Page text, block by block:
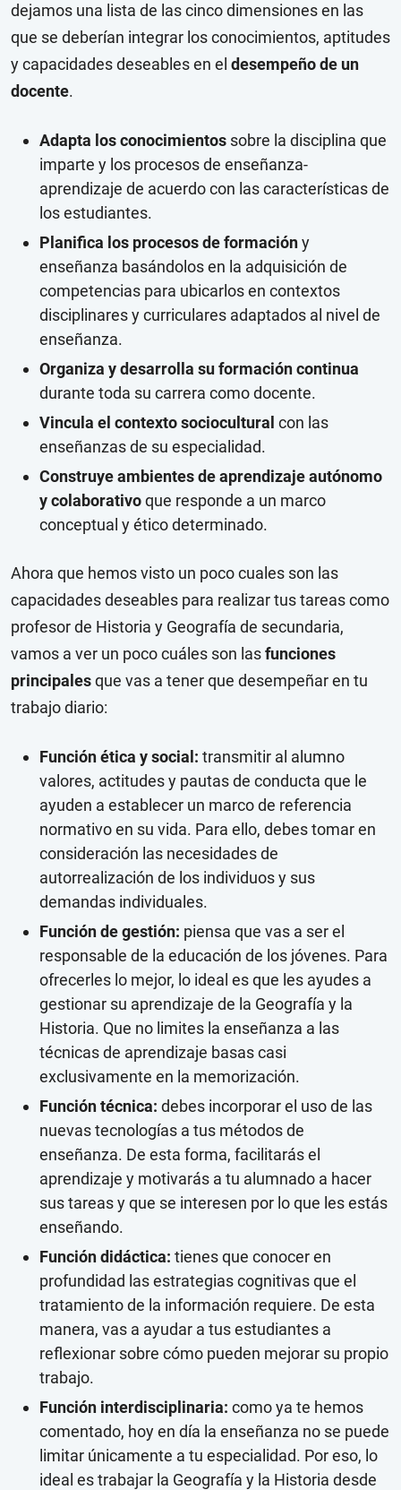
dejamos una lista de las cinco dimensiones en las
que se deberían integrar los conocimientos, aptitudes
y capacidades deseables en el desempeño de un
docente.
Adapta los conocimientos sobre la disciplina que
imparte y los procesos de enseñanza-
aprendizaje de acuerdo con las características de
los estudiantes.
Planifica los procesos de formacióny
enseñanza basándolos en la adquisición de
competencias para ubicarlos en contextos
disciplinares y curriculares adaptados al nivel de
enseñanza.
Organiza y desarrolla su formación continua
durante toda su carrera como docente.
Vincula el contexto sociocultural con las
enseñanzas de su especialidad.
Construye ambientes de aprendizaje autónomo
y colaborativoque responde a un marco
conceptual y ético determinado.
Ahora que hemos visto un poco cuales son las
capacidades deseables para realizar tus tareas como
profesor de Historia y Geografía de secundaria,
vamos a ver un poco cuáles son lasfunciones
principalesque vas a tener que desempeñar en tu
trabajo diario:
Función ética y social: transmitir al alumno
valores, actitudes y pautas de conducta que le
ayuden a establecer un marco de referencia
normativo en su vida. Para ello, debes tomar en
consideración las necesidades de
autorrealización de los individuos y sus
demandas individuales.
Función de gestión: piensa que vas a ser el
responsable de la educación de los jóvenes. Para
ofrecerles lo mejor, lo ideal es que les ayudes a
gestionar su aprendizaje de la Geografía y la
Historia. Que no limites la enseñanza a las
técnicas de aprendizaje basas casi
exclusivamente en la memorización.
Función técnica: debes incorporar el uso de las
nuevas tecnologías a tus métodos de
enseñanza. De esta forma, facilitarás el
aprendizaje y motivarás a tu alumnado a hacer
sus tareas y que se interesen por lo que les estás
enseñando.
Función didáctica: tienes que conocer en
profundidad las estrategias cognitivas que el
tratamiento de la información requiere. De esta
manera, vas a ayudar a tus estudiantes a
reflexionar sobre cómo pueden mejorar su propio
trabajo.
Función interdisciplinaria: como ya te hemos
comentado, hoy en día la enseñanza no se puede
limitar únicamente a tu especialidad. Por eso, lo
ideal es trabajar la Geografía y la Historia desde